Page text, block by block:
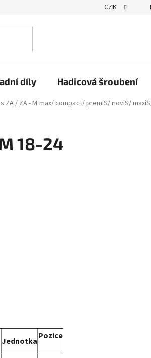
CZK
díly Hadicová šroubení
ZA/ZA - M max/ compact/ premiS/ noviS/
18-24
JednotkaPozice